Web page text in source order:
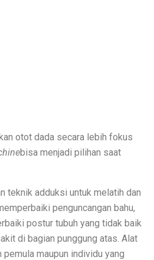
Rumah Scandinavian yang Sederhana
Ikan Green Terror yang Agresif dan
Film Park Chan Wook yang Harus
ke-34, Excelso Hadirkan Seri Matcha
otot dada secara lebih fokus
bisa menjadi pilihan saat
teknik adduksi untuk melatih dan
penguncangan bahu,
postur tubuh yang tidak baik
di bagian punggung atas. Alat
maupun individu yang